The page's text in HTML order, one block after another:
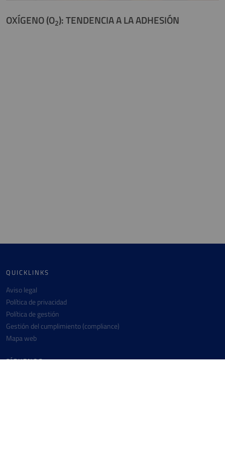
OXÍGENO (O2): TENDENCIA A LA ADHESIÓN
QUICKLINKS
Aviso legal
Política de privacidad
Política de gestión
Gestión del cumplimiento (compliance)
Mapa web
SÍGUENOS